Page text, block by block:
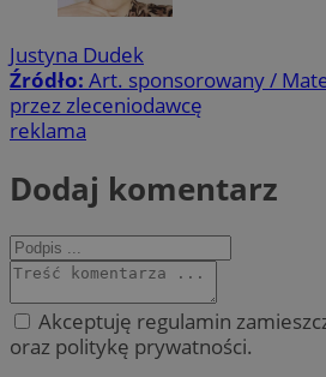
Justyna Dudek
Źródło: Art. sponsorowany /
przez zleceniodawcę
reklama
Dodaj komentarz
Akceptuję regulamin
oraz politykę prywatności.